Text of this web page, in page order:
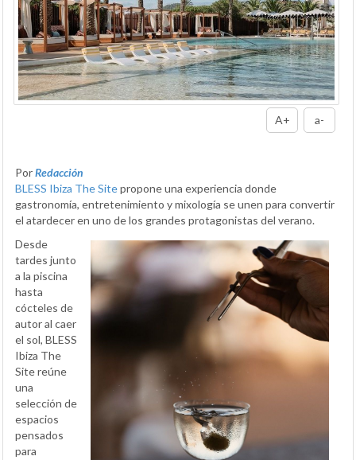
A+ a-
PorRedacción
BLESS Ibiza The Sitepropone una experiencia donde
gastronomía, entretenimiento y mixología se unen para convertir
el atardecer en uno de los grandes protagonistas del verano.
Desde
tardes junto
a la piscina
hasta
cócteles de
autor al caer
el sol, BLESS
Ibiza The
Site reúne
una
selección de
espacios
pensados
para